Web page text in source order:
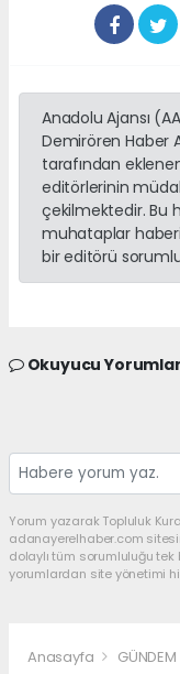
Anadolu Ajansı
Demirören Haber
tarafından
editörlerinin
çekilmektedir. Bu
muhataplar
bir editörü
Okuyucu
Yorum yazarak Topluluk
adanayerelhaber.com
dolaylı tüm sorumluluğu tek
yorumlardan site yönetimi
Anasayfa GÜNDEM